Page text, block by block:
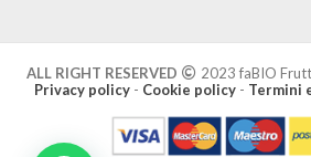
ALL RIGHT RESERVED
2023 faBIO
Privacy policy- Cookie policy- Termini